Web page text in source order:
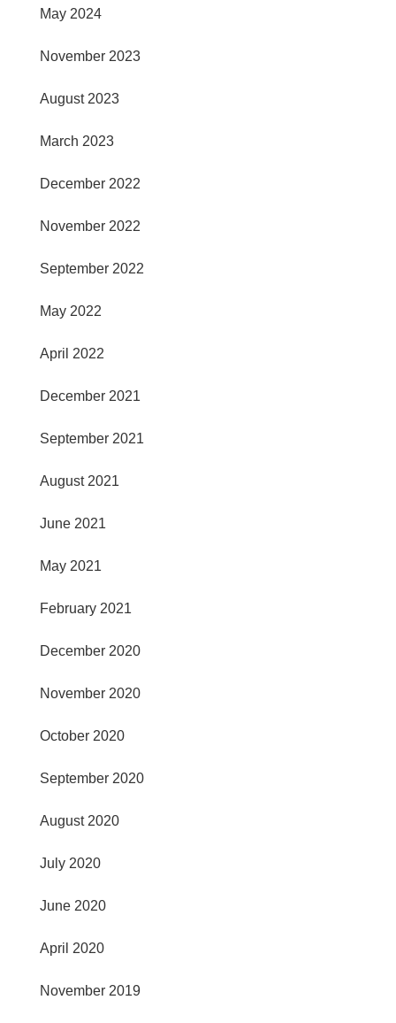
May 2024
November 2023
August 2023
March 2023
December 2022
November 2022
September 2022
May 2022
April 2022
December 2021
September 2021
August 2021
June 2021
May 2021
February 2021
December 2020
November 2020
October 2020
September 2020
August 2020
July 2020
June 2020
April 2020
November 2019